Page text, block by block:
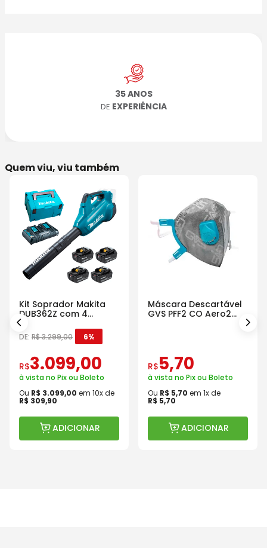
35 ANOS
DE EXPERIÊNCIA
Quem viu, viu também
Kit Soprador Makita
DUB362Z com 4
Baterias Carregador e
Maleta
DE: R$3.299,00 6%
R$3.099,00
à vista no Pix ou Boleto
Ou R$ 3.099,00 em 10x de
R$ 309,90
ADICIONAR
Máscara Descartável
GVS PFF2 CO Aero2
R$5,70
à vista no Pix ou Boleto
Ou R$ 5,70 em 1x de
R$ 5,70
ADICIONAR